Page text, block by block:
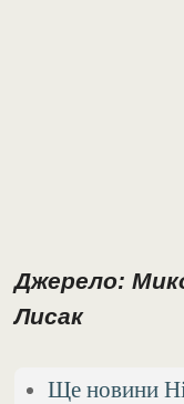
Джерело:
Лисак
Ще новини